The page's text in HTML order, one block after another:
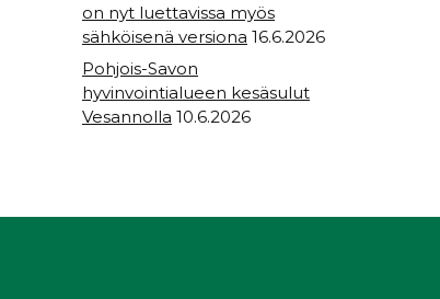
on nyt luettavissa myös
sähköisenä versiona 16.6.2026
Pohjois-Savon
hyvinvointialueen kesäsulut
Vesannolla 10.6.2026